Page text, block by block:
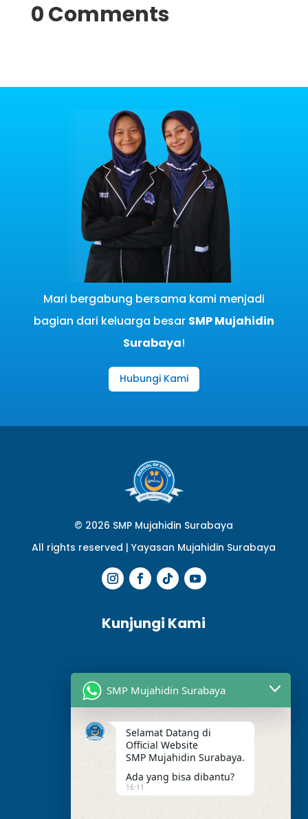
0 Comments
Mari bergabung bersama kami menjadi
bagian dari keluarga besar SMP Mujahidin
Surabaya!
Hubungi Kami
© 2026 SMP Mujahidin Surabaya
All rights reserved |Yayasan Mujahidin Surabaya
Kunjungi Kami
SMP Mujahidin Surabaya
Selamat Datang di
Official Website
SMP Mujahidin Surabaya.
Ada yang bisa dibantu?
16:11